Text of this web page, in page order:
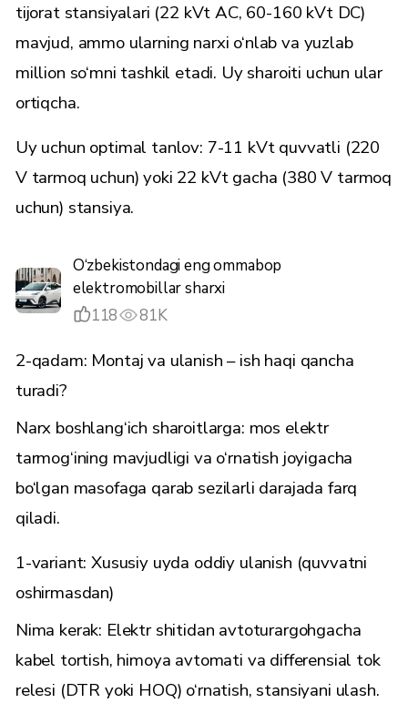
tijorat stansiyalari (22 kVt AC, 60-160 kVt DC)
mavjud, ammo ularning narxi o‘nlab va yuzlab
million so‘mni tashkil etadi. Uy sharoiti uchun ular
ortiqcha.
Uy uchun optimal tanlov: 7-11 kVt quvvatli (220
V tarmoq uchun) yoki 22 kVt gacha (380 V tarmoq
uchun) stansiya.
O‘zbekistondagi eng ommabop
elektromobillar sharxi
118
81K
2-qadam: Montaj va ulanish – ish haqi qancha
turadi?
Narx boshlang‘ich sharoitlarga: mos elektr
tarmog‘ining mavjudligi va o‘rnatish joyigacha
bo‘lgan masofaga qarab sezilarli darajada farq
qiladi.
1-variant: Xususiy uyda oddiy ulanish (quvvatni
oshirmasdan)
Nima kerak: Elektr shitidan avtoturargohgacha
kabel tortish, himoya avtomati va differensial tok
relesi (DTR yoki HOQ) o‘rnatish, stansiyani ulash.